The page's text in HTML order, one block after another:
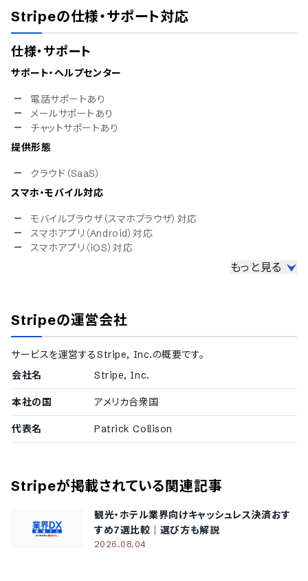
Stripeの仕様・サポート対応
仕様・サポート
サポート・ヘルプセンター
電話サポートあり
メールサポートあり
チャットサポートあり
提供形態
クラウド（SaaS）
スマホ・モバイル対応
モバイルブラウザ（スマホブラウザ）対応
スマホアプリ（Android）対応
スマホアプリ（iOS）対応
冗長化
通信の暗号化
IP制限
シングルサインオン
対応言語
英語
中国語
フィンランド語
フランス語
イタリア語
韓国語
もっと見る
Stripeの運営会社
サービスを運営するStripe, Inc.の概要です。
会社名
Stripe, Inc.
本社の国 アメリカ合衆国
代表名 Patrick Collison
Stripeが掲載されている関連記事
観光・ホテル業界向けキャッシュレス決済おす
すめ7選比較｜選び方も解説
2026.08.04